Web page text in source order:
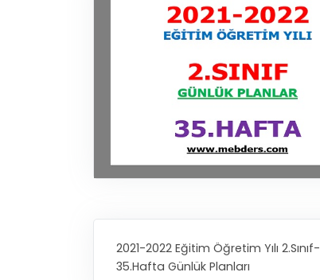
2021-2022 Eğitim Öğretim Yılı 2.Sınıf-
35.Hafta Günlük Planları